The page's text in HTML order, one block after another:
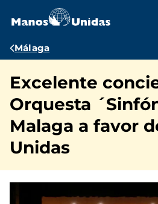
contenido
Ruta
navegación
Málaga
Excelente
Orquesta
Malaga a favor
Unidas